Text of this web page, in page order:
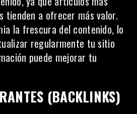
tienden a ofrecer más valor.
la frescura del contenido, lo
regularmente tu sitio
puede mejorar tu
(BACKLINKS)